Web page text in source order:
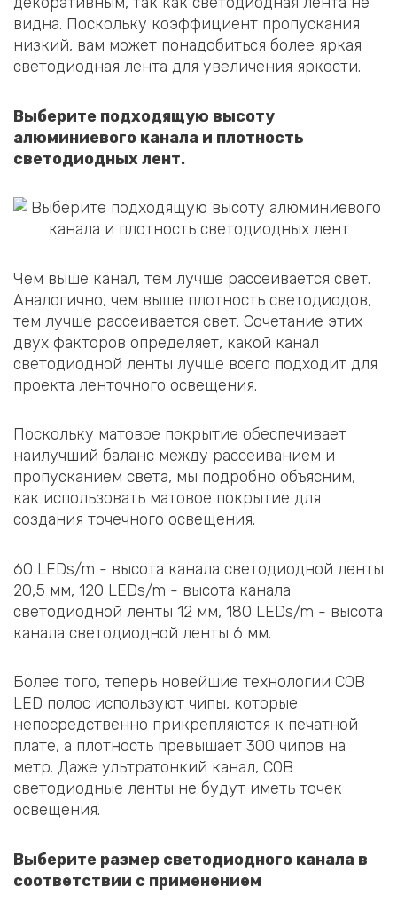
видна. Поскольку коэффициент пропускания
низкий, вам может понадобиться более яркая
светодиодная лента для увеличения яркости.
Выберите подходящую высоту
алюминиевого канала и плотность
светодиодных лент.
Чем выше канал, тем лучше рассеивается свет.
Аналогично, чем выше плотность светодиодов,
тем лучше рассеивается свет. Сочетание этих
двух факторов определяет, какой канал
светодиодной ленты лучше всего подходит для
проекта ленточного освещения.
Поскольку матовое покрытие обеспечивает
наилучший баланс между рассеиванием и
пропусканием света, мы подробно объясним,
как использовать матовое покрытие для
создания точечного освещения.
60 LEDs/m - высота канала светодиодной ленты
20,5 мм, 120 LEDs/m - высота канала
светодиодной ленты 12 мм, 180 LEDs/m - высота
канала светодиодной ленты 6 мм.
Более того, теперь новейшие технологии COB
LED полос используют чипы, которые
непосредственно прикрепляются к печатной
плате, а плотность превышает 300 чипов на
метр. Даже ультратонкий канал, COB
светодиодные ленты не будут иметь точек
освещения.
Выберите размер светодиодного канала в
соответствии с применением